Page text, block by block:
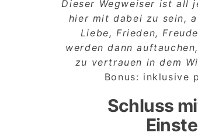
Dieser Wegweiser ist all
hier mit dabei zu sein,
Liebe, Frieden,
werden dann
zu vertrauen in dem
Bonus: inklusive
Schluss